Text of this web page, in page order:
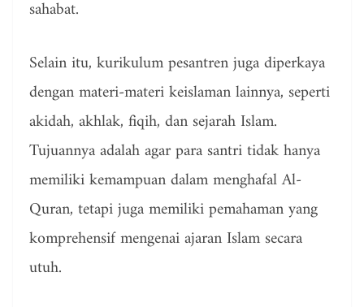
sahabat.
Selain itu, kurikulum pesantren juga diperkaya
dengan materi-materi keislaman lainnya, seperti
akidah, akhlak, fiqih, dan sejarah Islam.
Tujuannya adalah agar para santri tidak hanya
memiliki kemampuan dalam menghafal Al-
Quran, tetapi juga memiliki pemahaman yang
komprehensif mengenai ajaran Islam secara
utuh.